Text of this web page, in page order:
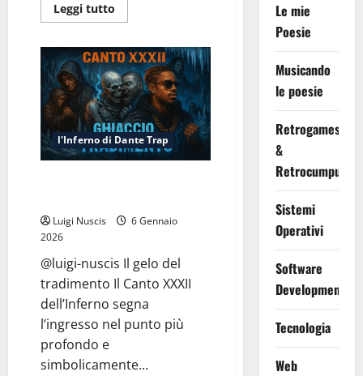
Leggi tutto
di
Inferno
Canto
XXXIII:
Torre
di
Ghiaccio
l'Inferno di Dante Trap
Luigi Nuscis
6 Gennaio
2026
@luigi-nuscis Il gelo del
tradimento Il Canto XXXII
dell’Inferno segna
l’ingresso nel punto più
profondo e
simbolicamente...
Le mie
Poesie
Musicando
le poesie
Retrogames
&
Retrocumputing
Sistemi
Operativi
Software
Development
Tecnologia
Web